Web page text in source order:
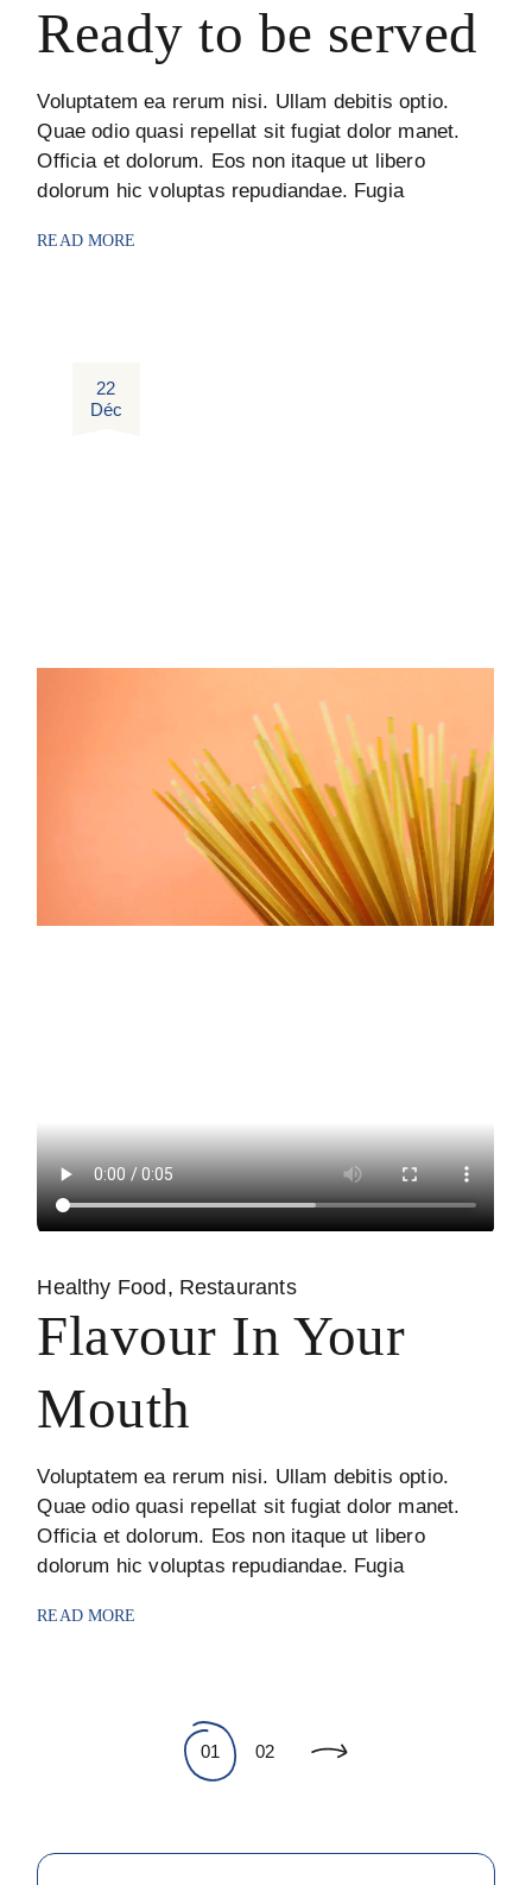
Ready to be served
Voluptatem ea rerum nisi. Ullam debitis optio.
Quae odio quasi repellat sit fugiat dolor manet.
Officia et dolorum. Eos non itaque ut libero
dolorum hic voluptas repudiandae. Fugia
READ MORE
22
Déc
Healthy Food Restaurants
Flavour In Your
Mouth
Voluptatem ea rerum nisi. Ullam debitis optio.
Quae odio quasi repellat sit fugiat dolor manet.
Officia et dolorum. Eos non itaque ut libero
dolorum hic voluptas repudiandae. Fugia
READ MORE
Pagination
publications
01 02